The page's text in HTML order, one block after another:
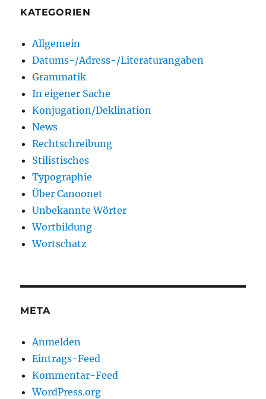
KATEGORIEN
Allgemein
Datums-/Adress-/Literaturangaben
Grammatik
In eigener Sache
Konjugation/Deklination
News
Rechtschreibung
Stilistisches
Typographie
Über Canoonet
Unbekannte Wörter
Wortbildung
Wortschatz
META
Anmelden
Eintrags-Feed
Kommentar-Feed
WordPress.org